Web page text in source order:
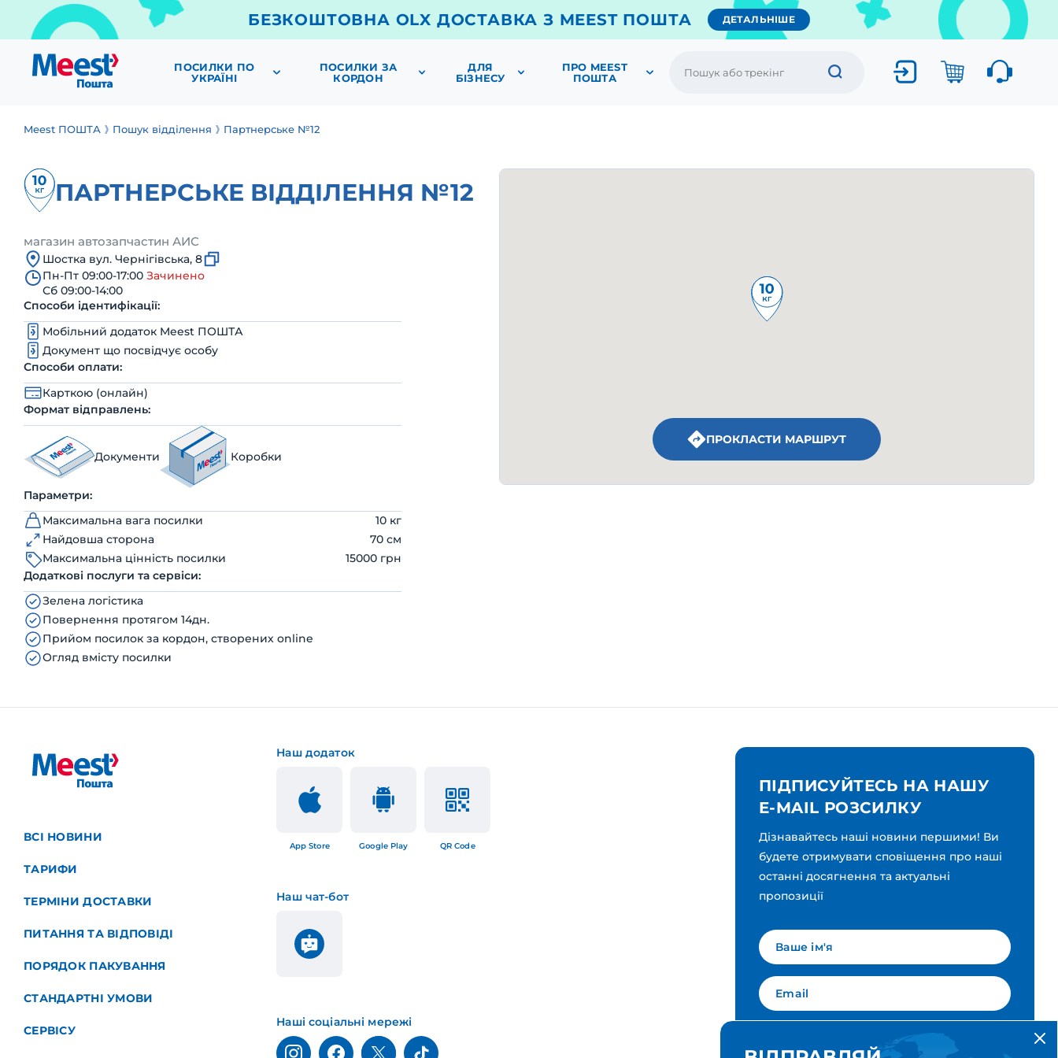
БЕЗКОШТОВНА OLX ДОСТАВКА З MEEST ПОШТА ДЕТАЛЬНІШЕ
ПОСИЛКИ ПО
УКРАЇНІ
ПОСИЛКИ ЗА
КОРДОН
ДЛЯ
БІЗНЕСУ
ПРО MEEST
ПОШТА
Meest ПОШТА Пошук відділення Партнерське №12
ПАРТНЕРСЬКЕ ВІДДІЛЕННЯ №12
магазин автозапчастин АИС
Шостка вул. Чернігівська, 8
Пн-Пт 09:00-17:00 Зачинено
Сб 09:00-14:00
Способи ідентифікації:
Мобільний додаток Meest ПОШТА
Документ що посвідчує особу
Способи оплати:
Карткою (онлайн)
Формат відправлень:
Документи Коробки
Параметри:
Максимальна вага посилки
10 кг
Найдовша сторона
70 см
Максимальна цінність посилки
15000 грн
Додаткові послуги та сервіси:
Зелена логістика
Повернення протягом 14дн.
Прийом посилок за кордон, створених online
Огляд вмісту посилки
ПРОКЛАСТИ МАРШРУТ
ВСІ НОВИНИ
ТАРИФИ
ТЕРМІНИ ДОСТАВКИ
ПИТАННЯ ТА ВІДПОВІДІ
ПОРЯДОК ПАКУВАННЯ
СТАНДАРТНІ УМОВИ
СЕРВІСУ
Наш додаток
App Store Google Play QR Code
Наш чат-бот
Наші соціальні мережі
ПІДПИСУЙТЕСЬ НА НАШУ
E-MAIL РОЗСИЛКУ
Дізнавайтесь наші новини першими! Ви
будете отримувати сповіщення про наші
останні досягнення та актуальні
пропозиції
Мова для вашої розсилки Українська